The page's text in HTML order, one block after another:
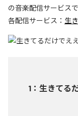
の音楽配信サービス
各配信サービス： 生
1 ： 生きてる